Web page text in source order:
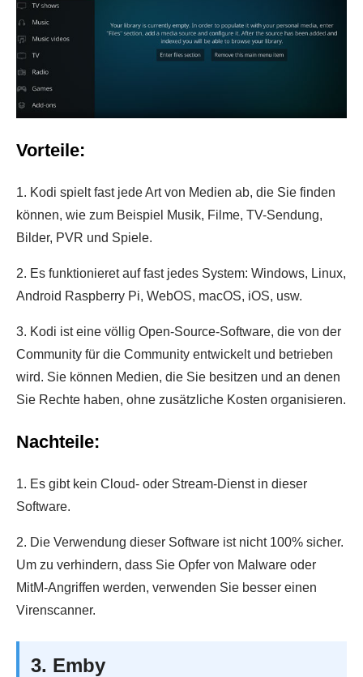
Vorteile:
1. Kodi spielt fast jede Art von Medien ab, die Sie finden
können, wie zum Beispiel Musik, Filme, TV-Sendung,
Bilder, PVR und Spiele.
2. Es funktionieret auf fast jedes System: Windows, Linux,
Android Raspberry Pi, WebOS, macOS, iOS, usw.
3. Kodi ist eine völlig Open-Source-Software, die von der
Community für die Community entwickelt und betrieben
wird. Sie können Medien, die Sie besitzen und an denen
Sie Rechte haben, ohne zusätzliche Kosten organisieren.
Nachteile:
1. Es gibt kein Cloud- oder Stream-Dienst in dieser
Software.
2. Die Verwendung dieser Software ist nicht 100% sicher.
Um zu verhindern, dass Sie Opfer von Malware oder
MitM-Angriffen werden, verwenden Sie besser einen
Virenscanner.
3. Emby